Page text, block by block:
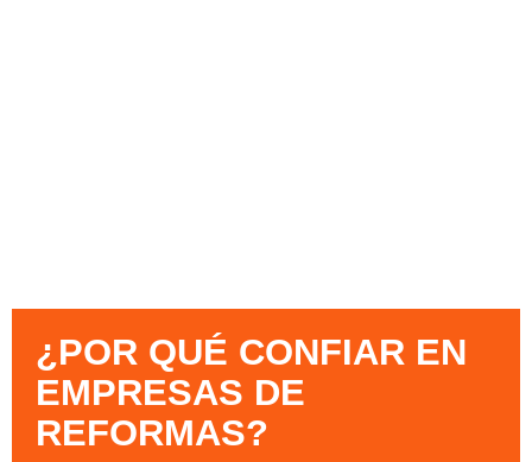
¿POR QUÉ CONFIAR EN
EMPRESAS DE
REFORMAS?​